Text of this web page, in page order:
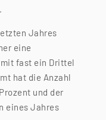
Jahres
eine
fast ein Drittel
hat die Anzahl
und der
eines Jahres